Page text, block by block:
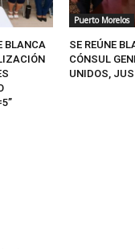
BLANCA
Puerto Morelos
SE REÚNE
CÓNSUL
UNIDOS,